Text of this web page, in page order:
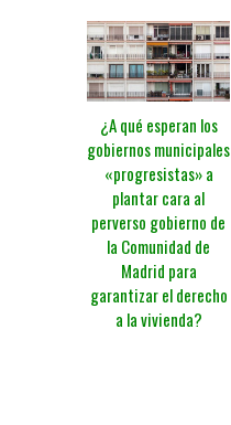
¿A qué esperan los
gobiernos municipales
«progresistas» a
plantar cara al
perverso gobierno de
la Comunidad de
Madrid para
garantizar el derecho
a la vivienda?